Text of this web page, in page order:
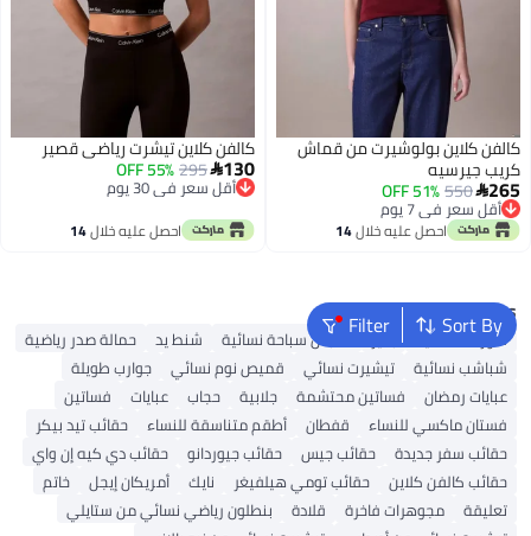
كالفن كلاين بولوشيرت من قماش
كريب جيرسيه
265
550
51% OFF
أقل سعر في 7 يوم
أقل سعر في 7 يوماحصل عليه خلال14
كالفن كلاين تيشرت رياضي قصير
130
295
55% OFF
أقل سعر في 30 يوم
أقل سعر في 30 يوم
احصل عليه خلال14
Sort By
FilterPopular Searches
شورتات نسائية بلايز ملابس سباحة نسائية شنط يد
حمالة صدر رياضية
شباشب نسائية
تيشيرت نسائي قميص نوم نسائي
جوارب طويلة
عبايات رمضان
فساتين محتشمة جلابية حجاب عبايات
فساتين
فستان ماكسي للنساء
قفطان أطقم متناسقة للنساء
حقائب تيد بيكر
حقائب سفر جديدة
حقائب جيس حقائب جيوردانو
حقائب دي كيه إن واي
حقائب كالفن كلاين
حقائب تومي هيلفيغر نايك أمريكان إيجل
خاتم
تعليقة
مجوهرات فاخرة قلادة
بنطلون رياضي نسائي من ستايلي